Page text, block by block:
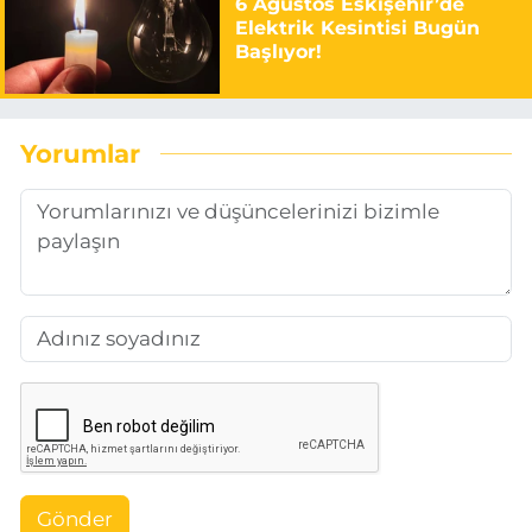
6 Ağustos Eskişehir’de
Elektrik Kesintisi Bugün
Başlıyor!
Yorumlar
Gönder